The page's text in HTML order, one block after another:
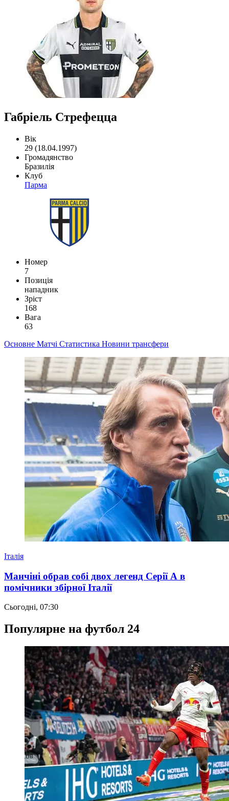
Габріель Стрефецца
Вік
29 (18.04.1997)
Громадянство
Бразилія
Клуб
Парма
Номер
7
Позиція
нападник
Зріст
168
Вага
63
Основне Матчі Статистика Новини трансфери
Італія
Манчіні обрав собі двох легенд Серії А в
помічники збірної Італії
Сьогодні, 07:30
Популярне на футбол 24